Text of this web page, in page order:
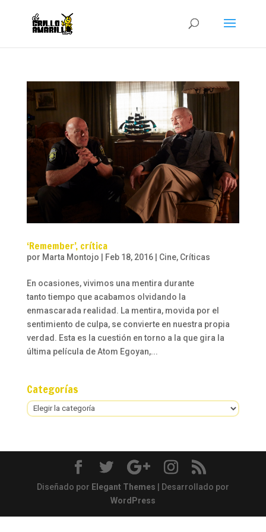
‘Remember’, crítica
por Marta Montojo Feb 18, 2016| Cine, Críticas
En ocasiones, vivimos una mentira durante
tanto tiempo que acabamos olvidando la
enmascarada realidad. La mentira, movida por el
sentimiento de culpa, se convierte en nuestra propia
verdad. Esta es la cuestión en torno a la que gira la
última película de Atom Egoyan,...
Categorías
Categorías
Diseñado por Elegant Themes | Desarrollado por
WordPress